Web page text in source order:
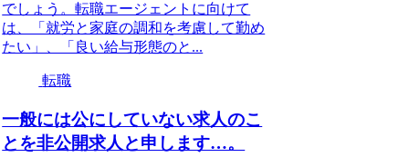
でしょう。転職エージェントに向けて
は、「就労と家庭の調和を考慮して勤め
たい」、「良い給与形態のと...
転職
一般には公にしていない求人のこ
とを非公開求人と申します…。